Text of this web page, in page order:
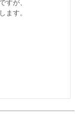
すが、
ます。